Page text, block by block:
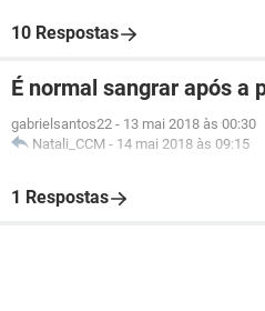
10 Respostas
É normal sangrar após a
gabrielsantos22 - 13 mai 2018 às 00:30
Natali_CCM - 14 mai 2018 às 09:15
1 Respostas